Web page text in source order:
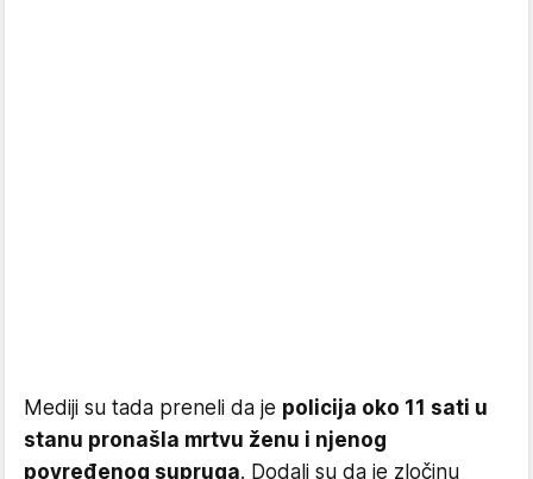
Mediji su tada preneli da je policija oko 11 sati u
stanu pronašla mrtvu ženu i njenog
povređenog supruga. Dodali su da je zločinu